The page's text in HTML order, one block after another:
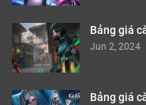
Bảng giá
Jun 2, 2024
Bảng giá